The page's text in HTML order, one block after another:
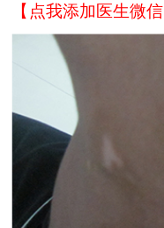
【 点我添加医生微信